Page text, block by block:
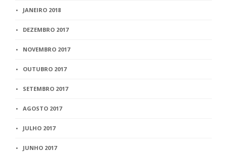
JANEIRO 2018
DEZEMBRO 2017
NOVEMBRO 2017
OUTUBRO 2017
SETEMBRO 2017
AGOSTO 2017
JULHO 2017
JUNHO 2017